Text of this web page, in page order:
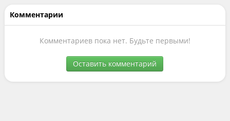
Комментарии
Комментариев пока нет. Будьте первыми!
Оставить комментарий